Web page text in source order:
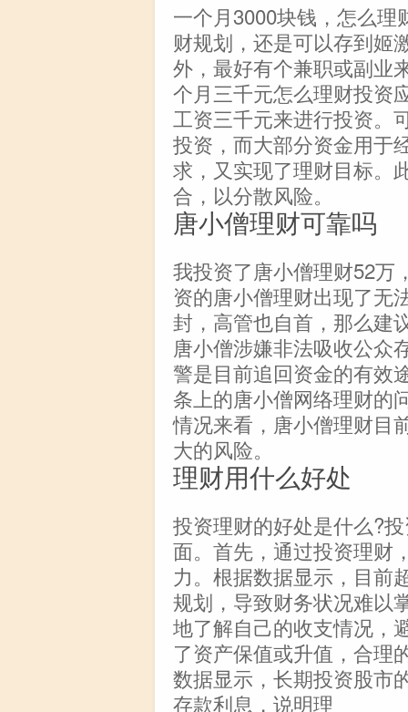
一个月3000块钱，怎么
财规划，还是可以存到姬
外，最好有个兼职或副业
个月三千元怎么理财投资
工资三千元来进行投资。
投资，而大部分资金用于
求，又实现了理财目标。
合，以分散风险。
唐小僧理财可靠吗
我投资了唐小僧理财52万
资的唐小僧理财出现了无
封，高管也自首，那么建
唐小僧涉嫌非法吸收公众
警是目前追回资金的有效
条上的唐小僧网络理财的
情况来看，唐小僧理财目
大的风险。
理财用什么好处
投资理财的好处是什么?
面。首先，通过投资理财
力。根据数据显示，目前
规划，导致财务状况难以
地了解自己的收支情况，
了资产保值或升值，合理
数据显示，长期投资股市
存款利息，说明理